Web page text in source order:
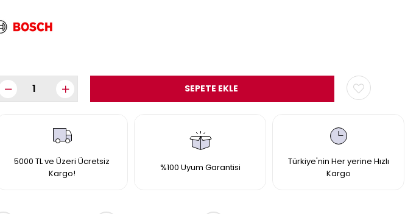
5000 TL ve Üzeri Ücretsiz
Kargo!
%100 Uyum Garantisi
Türkiye'nin Her yerine Hızlı
Kargo